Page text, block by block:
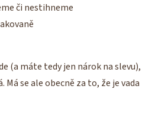
či nestihneme
(a máte tedy jen nárok na slevu),
Má se ale obecně za to, že je vada